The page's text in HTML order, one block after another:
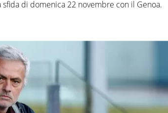
di domenica 22 novembre con il Genoa.